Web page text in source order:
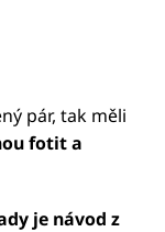
pár, tak měli
fotit a
je návod z